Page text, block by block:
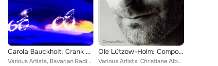
Carola Bauckholt: Crank and Cloud - Orchestral Works
Various Artists, Bavarian Radio Symphony Orchestra, David Cordier, Truike van der Poel, WDR Symphony Orchestra, Salome Kammer, F...
Ole Lützow-Holm: Compositions
Various Artists, Christiane Albert & Thomas Fichter, Love Derwinger, Anna Lindal, Kammarensemblen & B Tommy Andersson, Ensemble ...